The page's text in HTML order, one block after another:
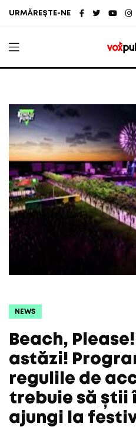
URMĂREȘTE-NE
NEWS
Beach,
astăzi!
regulile de
trebuie să știi
ajungi la